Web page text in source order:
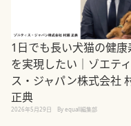
1日でも長い犬猫の健康
を実現したい｜ゾエティ
ス・ジャパン株式会社
正典
2026年5月29日 By equall編集部